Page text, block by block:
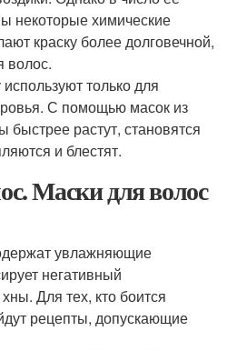
некоторые химические
краску более долговечной,
волос.
только для
С помощью масок из
быстрее растут, становятся
и блестят.
Маски для волос
увлажняющие
негативный
Для тех, кто боится
рецепты, допускающие